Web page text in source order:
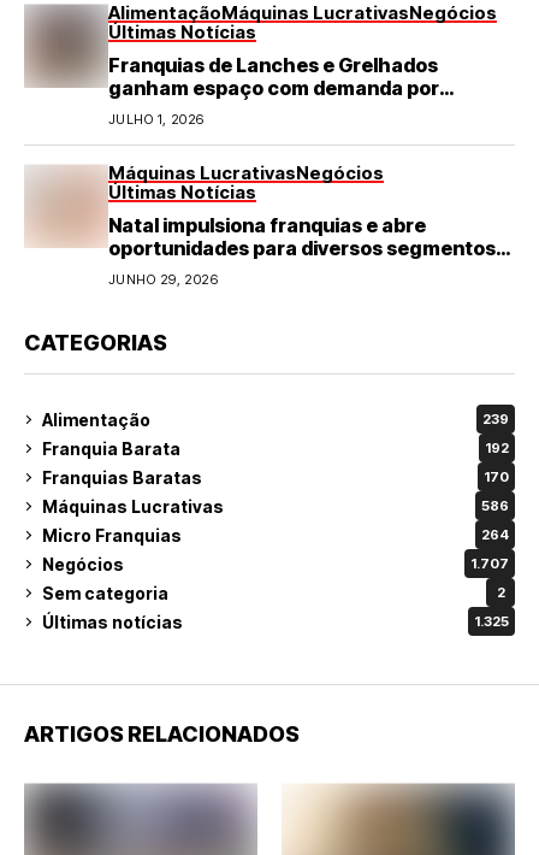
AlimentaçãoMáquinas LucrativasNegócios
Últimas Notícias
Franquias de Lanches e Grelhados
ganham espaço com demanda por
refeições rápidas e de qualidade
JULHO 1, 2026
Máquinas LucrativasNegócios
Últimas Notícias
Natal impulsiona franquias e abre
oportunidades para diversos segmentos
do varejo
JUNHO 29, 2026
CATEGORIAS
Alimentação 239
Franquia Barata 192
Franquias Baratas 170
Máquinas Lucrativas 586
Micro Franquias 264
Negócios 1.707
Sem categoria 2
Últimas notícias 1.325
ARTIGOS RELACIONADOS